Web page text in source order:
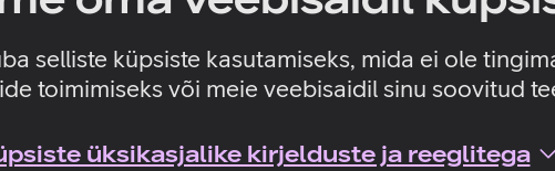
selliste küpsiste kasutamiseks, mida ei ole
toimimiseks või meie veebisaidil sinu soovitud
üksikasjalike kirjelduste ja reeglitega